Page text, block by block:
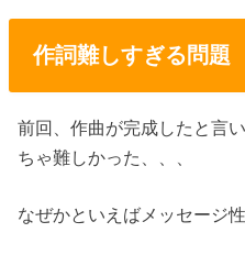
作詞難しすぎる問題
前回、作曲が完成したと言
ちゃ難しかった、、、
なぜかといえばメッセージ